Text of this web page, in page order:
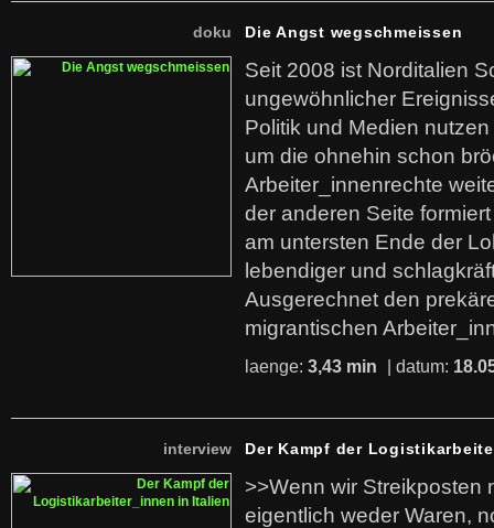
doku Die Angst wegschmeissen
Seit 2008 ist Norditalien
ungewöhnlicher
Politik und Medien
um die ohnehin schon
Arbeiter_innenrechte
der anderen Seite
am untersten Ende der
lebendiger und
Ausgerechnet den
migrantischen
laenge: 3,43 min | datum:
interview Der Kampf der
>>Wenn wir Streikposten
eigentlich weder Waren,